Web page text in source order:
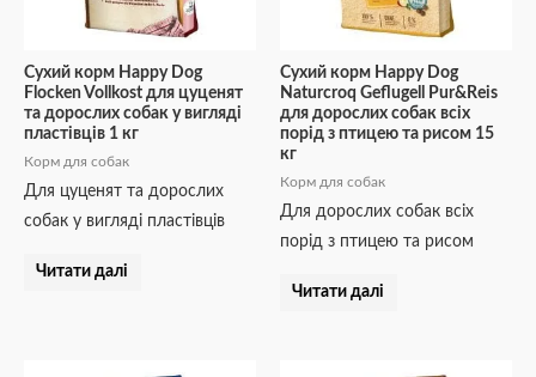
Сухий корм Happy Dog
Flocken Vollkost для цуценят
та дорослих собак у вигляді
пластівців 1 кг
Корм для собак
Для цуценят та дорослих
собак у вигляді пластівців
Читати далі
Сухий корм Happy Dog
Naturcroq Geflugell Pur&Reis
для дорослих собак всіх
порід з птицею та рисом 15
кг
Корм для собак
Для дорослих собак всіх
порід з птицею та рисом
Читати далі